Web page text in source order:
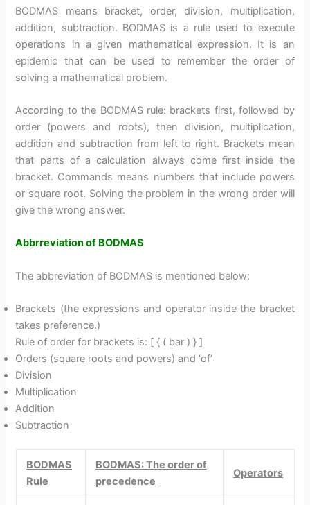
BODMAS means bracket, order, division, multiplication,
addition, subtraction. BODMAS is a rule used to execute
operations in a given mathematical expression. It is an
epidemic that can be used to remember the order of
solving a mathematical problem.
According to the BODMAS rule: brackets first, followed by
order (powers and roots), then division, multiplication,
addition and subtraction from left to right. Brackets mean
that parts of a calculation always come first inside the
bracket. Commands means numbers that include powers
or square root. Solving the problem in the wrong order will
give the wrong answer.
Abbrreviation of BODMAS
The abbreviation of BODMAS is mentioned below:
Brackets (the expressions and operator inside the bracket
takes preference.)
Rule of order for brackets is: [ { ( bar ) } ]
Orders (square roots and powers) and ‘of’
Division
Multiplication
Addition
Subtraction
BODMAS
Rule
BODMAS: The order of
precedence
Operators